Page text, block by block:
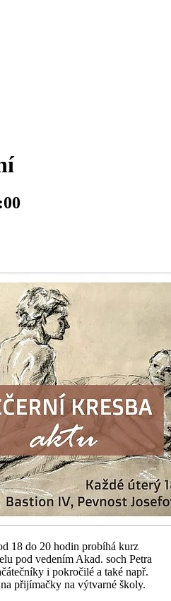
18 do 20 hodin probíhá kurz
pod vedením Akad. soch Petra
i pokročilé a také např.
přijímačky na výtvarné školy.